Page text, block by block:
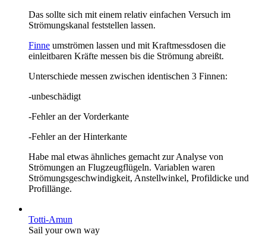
Das sollte sich mit einem relativ einfachen Versuch im
Strömungskanal feststellen lassen.
Finne umströmen lassen und mit Kraftmessdosen die
einleitbaren Kräfte messen bis die Strömung abreißt.
Unterschiede messen zwischen identischen 3 Finnen:
-unbeschädigt
-Fehler an der Vorderkante
-Fehler an der Hinterkante
Habe mal etwas ähnliches gemacht zur Analyse von
Strömungen an Flugzeugflügeln. Variablen waren
Strömungsgeschwindigkeit, Anstellwinkel, Profildicke und
Profillänge.
Totti-Amun
Sail your own way